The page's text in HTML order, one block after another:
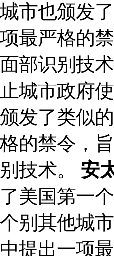
城市也颁发
项最严格的
面部识别技
止城市政府
颁发了类似
格的禁令，
别技术。 安
了美国第一
个别其他城
中提出一项